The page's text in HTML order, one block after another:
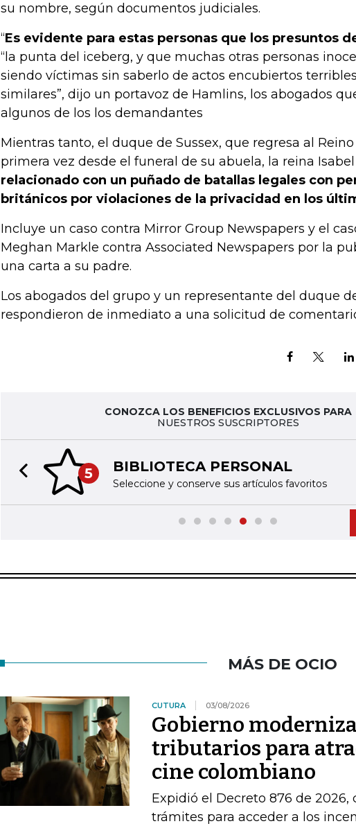
su nombre, según documentos judiciales.
“Es evidente para estas personas que los presuntos
“la punta del iceberg, y que muchas otras personas
siendo víctimas sin saberlo de actos encubiertos
similares”, dijo un portavoz de Hamlins, los abogados
algunos de los los demandantes
Mientras tanto, el duque de Sussex, que regresa al
primera vez desde el funeral de su abuela, la reina Isabel
relacionado con un puñado de batallas legales con
británicos por violaciones de la privacidad en los
Incluye un caso contra Mirror Group Newspapers y el
Meghan Markle contra Associated Newspapers por la
una carta a su padre.
Los abogados del grupo y un representante del duque
respondieron de inmediato a una solicitud de
CONOZCA LOS BENEFICIOS EXCLUSIVOS PARA
NUESTROS SUSCRIPTORES
5 BIBLIOTECA PERSONAL
Seleccione y conserve sus artículos favoritos
Previous slide
MÁS DE OCIO
CUTURA 03/08/2026
Gobierno
tributarios para
cine colombiano
Expidió el Decreto 876 de
trámites para acceder a los